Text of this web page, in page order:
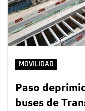
MOVILIDAD
Paso
buses de